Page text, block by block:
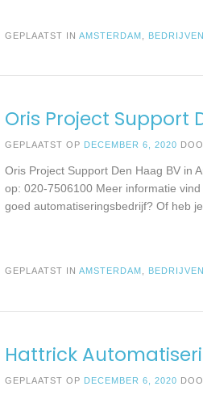
GEPLAATST INAMSTERDAM BEDRIJVEN
Oris Project Support
GEPLAATST OP DECEMBER 6, 2020
Oris Project Support Den Haag BV in
op: 020-7506100 Meer informatie
goed automatiseringsbedrijf? Of heb
GEPLAATST INAMSTERDAM BEDRIJVEN
Hattrick
GEPLAATST OP DECEMBER 6, 2020